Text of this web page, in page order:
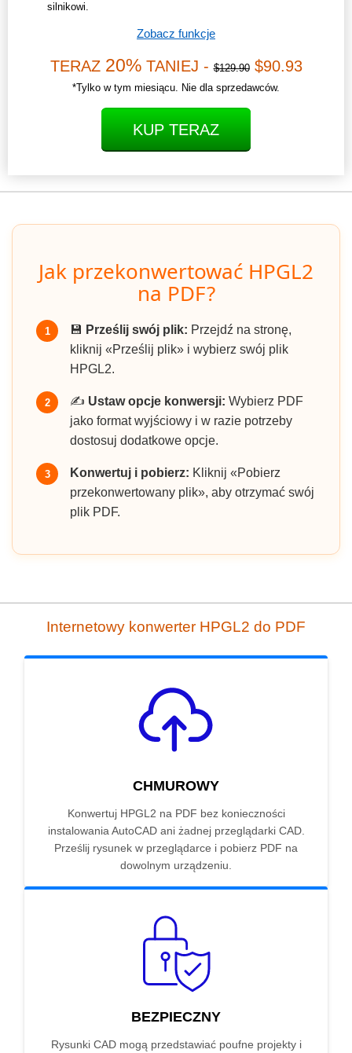
silnikowi.
Zobacz funkcje
TERAZ 20%TANIEJ -$129.90$90.93
*Tylko w tym miesiącu. Nie dla sprzedawców.
KUP TERAZ
Jak przekonwertować HPGL2
na PDF?
1 💾 Prześlij swój plik: Przejdź na stronę,
kliknij «Prześlij plik» i wybierz swój plik
HPGL2.
2 ✍️ Ustaw opcje konwersji: Wybierz PDF
jako format wyjściowy i w razie potrzeby
dostosuj dodatkowe opcje.
3 Konwertuj i pobierz: Kliknij «Pobierz
przekonwertowany plik», aby otrzymać swój
plik PDF.
Internetowy konwerter HPGL2 do PDF
CHMUROWY
Konwertuj HPGL2 na PDF bez konieczności
instalowania AutoCAD ani żadnej przeglądarki CAD.
Prześlij rysunek w przeglądarce i pobierz PDF na
dowolnym urządzeniu.
BEZPIECZNY
Rysunki CAD mogą przedstawiać poufne projekty i